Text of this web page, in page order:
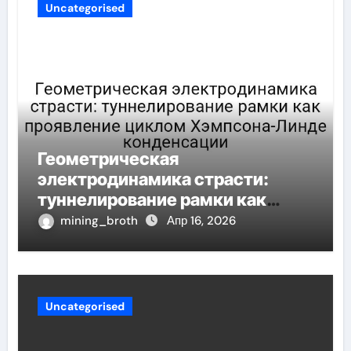
Uncategorised
Геометрическая
электродинамика страсти:
туннелирование рамки как
проявление циклом Хэмпсона-
mining_broth Апр 16, 2026
Uncategorised